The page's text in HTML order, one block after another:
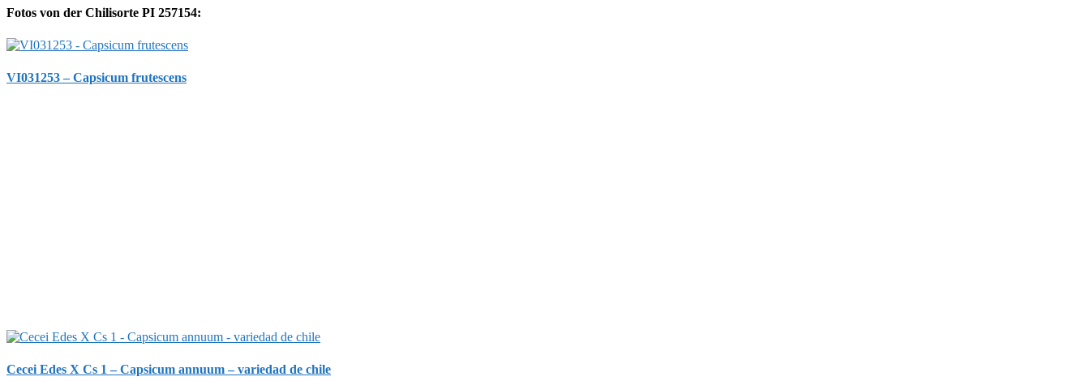
Fotos von der Chilisorte PI 257154:
VI031253 – Capsicum frutescens
Cecei Edes X Cs 1 – Capsicum annuum – variedad de chile